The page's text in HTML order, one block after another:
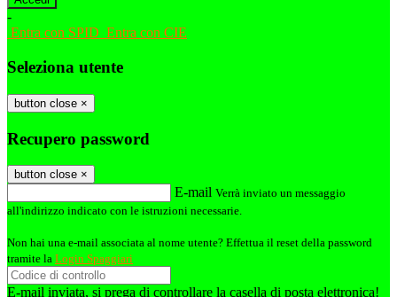
-
Entra con SPID Entra con CIE
Seleziona utente
button close ×
Recupero password
button close ×
E-mail Verrà inviato un messaggio
all'indirizzo indicato con le istruzioni necessarie.
Non hai una e-mail associata al nome utente? Effettua il reset della password
tramite la Login Spaggiari
E-mail inviata, si prega di controllare la casella di posta elettronica!